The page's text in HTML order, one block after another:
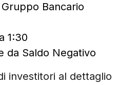
Bancario
1:30
da Saldo Negativo
investitori al dettaglio